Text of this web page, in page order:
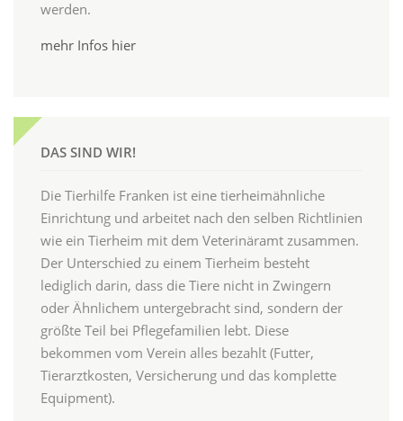
werden.
mehr Infos hier
DAS SIND WIR!
Die Tierhilfe Franken ist eine tierheimähnliche
Einrichtung und arbeitet nach den selben Richtlinien
wie ein Tierheim mit dem Veterinäramt zusammen.
Der Unterschied zu einem Tierheim besteht
lediglich darin, dass die Tiere nicht in Zwingern
oder Ähnlichem untergebracht sind, sondern der
größte Teil bei Pflegefamilien lebt. Diese
bekommen vom Verein alles bezahlt (Futter,
Tierarztkosten, Versicherung und das komplette
Equipment).